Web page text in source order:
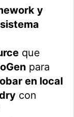
y
que
para
en local
con